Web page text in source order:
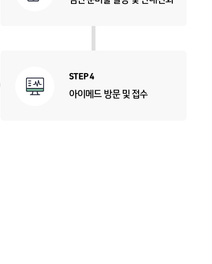
STEP 4
아이메드 방문 및 접수